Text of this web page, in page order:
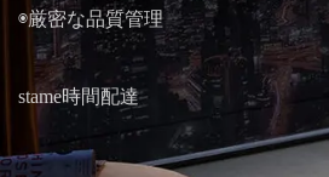
◉厳密な品質管理
stame時間配達